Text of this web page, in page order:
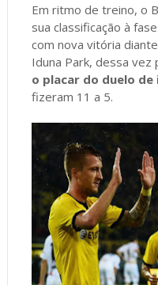
Em ritmo de treino, o
sua classificação à
com nova vitória
Iduna Park, dessa vez
o placar do duelo de
fizeram 11 a 5.